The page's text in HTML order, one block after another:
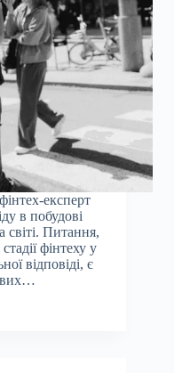
експерт
в побудові
світі. Питання,
фінтеху у
відповіді, є